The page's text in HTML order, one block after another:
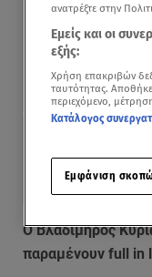
Ο Βλαδίμηρος
παραμένουν full in
ανατρέξτε στην
Εμείς και οι
εξής:
Χρήση επακριβών
ταυτότητας.
περιεχόμενο,
Κατάλογος
Εμφάνιση